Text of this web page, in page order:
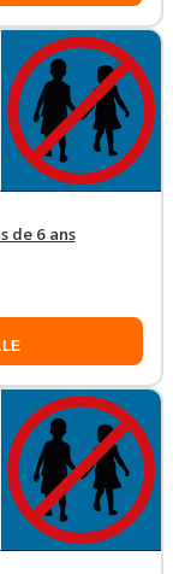
de 6 ans